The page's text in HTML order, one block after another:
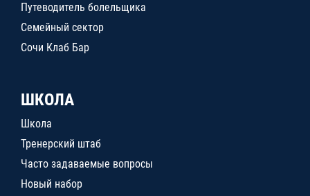
Путеводитель болельщика
Семейный сектор
Сочи Клаб Бар
ШКОЛА
Школа
Тренерский штаб
Часто задаваемые вопросы
Новый набор